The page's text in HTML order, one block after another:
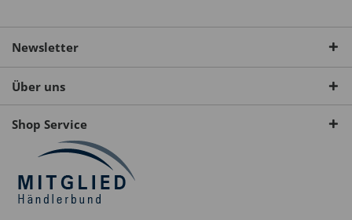
Newsletter
Über uns
Shop Service